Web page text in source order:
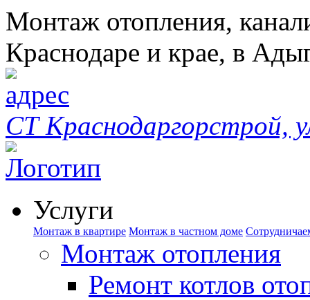
Монтаж отопления,
Краснодаре и крае, в
СТ Краснодаргорстрой,
Услуги
Монтаж в квартире Монтаж в частном доме
Монтаж отопления
Ремонт котлов